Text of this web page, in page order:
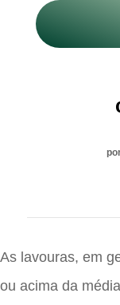
As lavouras, em
ou acima da